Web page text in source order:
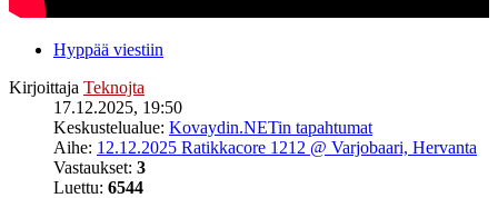
Hyppää viestiin
Kirjoittaja Teknojta
17.12.2025, 19:50
Keskustelualue: Kovaydin.NETin tapahtumat
Aihe: 12.12.2025 Ratikkacore 1212 @ Varjobaari, Hervanta
Vastaukset: 3
Luettu: 6544